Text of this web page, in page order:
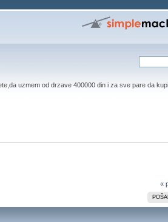
uzmem od drzave 400000 din i za sve pare da
«